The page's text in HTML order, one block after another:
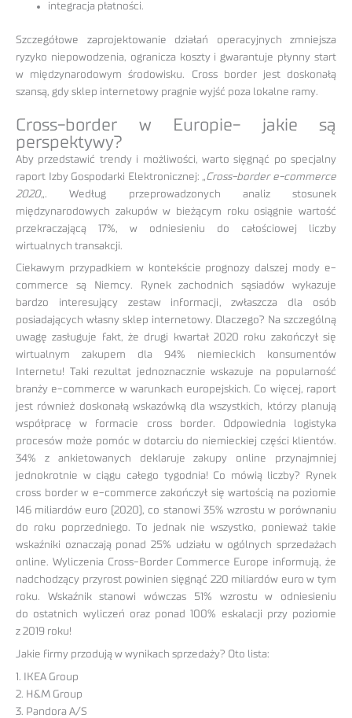
integracja płatności.
Szczegółowe zaprojektowanie działań operacyjnych zmniejsza
ryzyko niepowodzenia, ogranicza koszty i gwarantuje płynny start
w międzynarodowym środowisku. Cross border jest doskonałą
szansą, gdy sklep internetowy pragnie wyjść poza lokalne ramy.
Cross-border w Europie- jakie są
perspektywy?
Aby przedstawić trendy i możliwości, warto sięgnąć po specjalny
raport Izby Gospodarki Elektronicznej: „Cross-border e-commerce
2020„. Według przeprowadzonych analiz stosunek
międzynarodowych zakupów w bieżącym roku osiągnie wartość
przekraczającą 17%, w odniesieniu do całościowej liczby
wirtualnych transakcji.
Ciekawym przypadkiem w kontekście prognozy dalszej mody e-
commerce są Niemcy. Rynek zachodnich sąsiadów wykazuje
bardzo interesujący zestaw informacji, zwłaszcza dla osób
posiadających własny sklep internetowy. Dlaczego? Na szczególną
uwagę zasługuje fakt, że drugi kwartał 2020 roku zakończył się
wirtualnym zakupem dla 94% niemieckich konsumentów
Internetu! Taki rezultat jednoznacznie wskazuje na popularność
branży e-commerce w warunkach europejskich. Co więcej, raport
jest również doskonałą wskazówką dla wszystkich, którzy planują
współpracę w formacie cross border. Odpowiednia logistyka
procesów może pomóc w dotarciu do niemieckiej części klientów.
34% z ankietowanych deklaruje zakupy online przynajmniej
jednokrotnie w ciągu całego tygodnia! Co mówią liczby? Rynek
cross border w e-commerce zakończył się wartością na poziomie
146 miliardów euro (2020), co stanowi 35% wzrostu w porównaniu
do roku poprzedniego. To jednak nie wszystko, ponieważ takie
wskaźniki oznaczają ponad 25% udziału w ogólnych sprzedażach
online. Wyliczenia Cross-Border Commerce Europe informują, że
nadchodzący przyrost powinien sięgnąć 220 miliardów euro w tym
roku. Wskaźnik stanowi wówczas 51% wzrostu w odniesieniu
do ostatnich wyliczeń oraz ponad 100% eskalacji przy poziomie
z 2019 roku!
Jakie firmy przodują w wynikach sprzedaży? Oto lista:
1. IKEA Group
2. H&M Group
3. Pandora A/S